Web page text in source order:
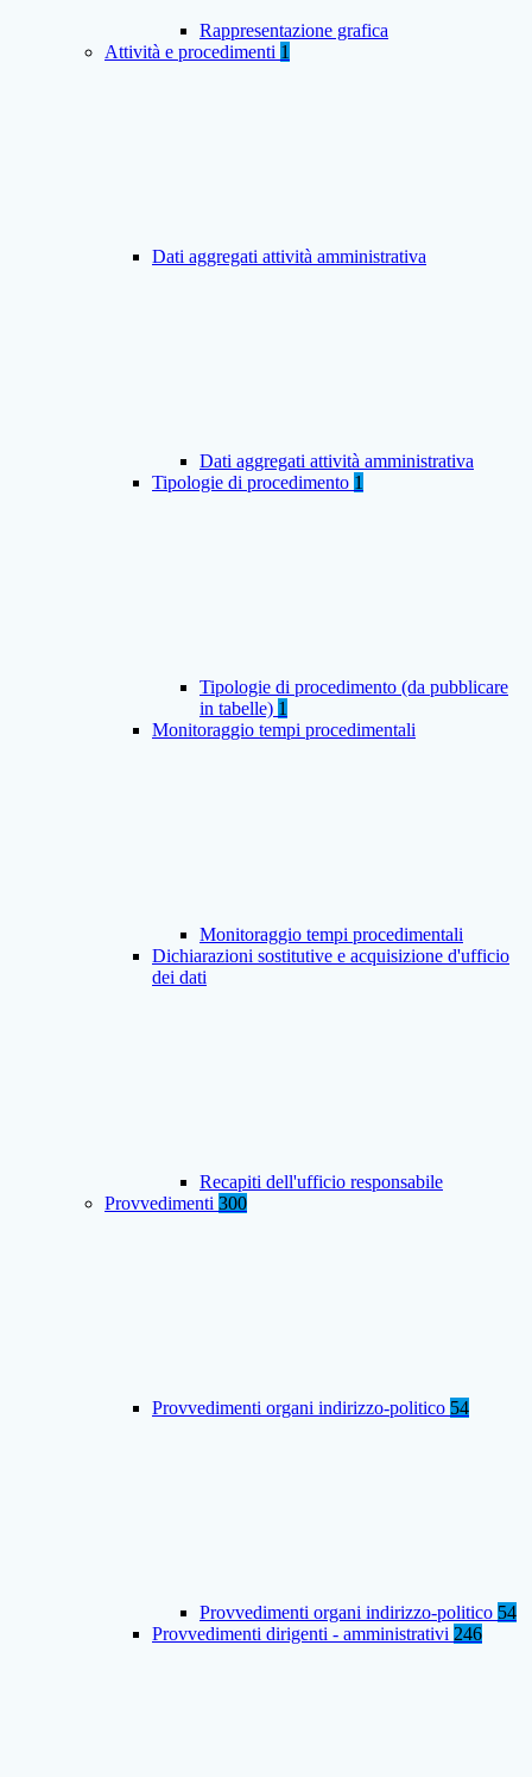
Rappresentazione grafica
Attività e procedimenti 1
Dati aggregati attività amministrativa
Dati aggregati attività amministrativa
Tipologie di procedimento 1
Tipologie di procedimento (da pubblicare
in tabelle) 1
Monitoraggio tempi procedimentali
Monitoraggio tempi procedimentali
Dichiarazioni sostitutive e acquisizione d'ufficio
dei dati
Recapiti dell'ufficio responsabile
Provvedimenti 300
Provvedimenti organi indirizzo-politico 54
Provvedimenti organi indirizzo-politico 54
Provvedimenti dirigenti - amministrativi 246